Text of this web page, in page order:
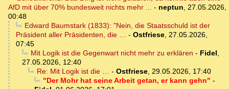
AfD mit über 70% bundesweit nichts mehr ... - neptun, 27.05.2026,
00:48
Edward Baumstark (1833): "Nein, die Staatsschuld ist der
Präsident aller Präsidenten, die … - Ostfriese, 27.05.2026,
07:45
Mit Logik ist die Gegenwart nicht mehr zu erklären - Fidel,
27.05.2026, 12:40
Re: Mit Logik ist die … - Ostfriese, 29.05.2026, 17:40
"Der Mohr hat seine Arbeit getan, er kann gehn" -